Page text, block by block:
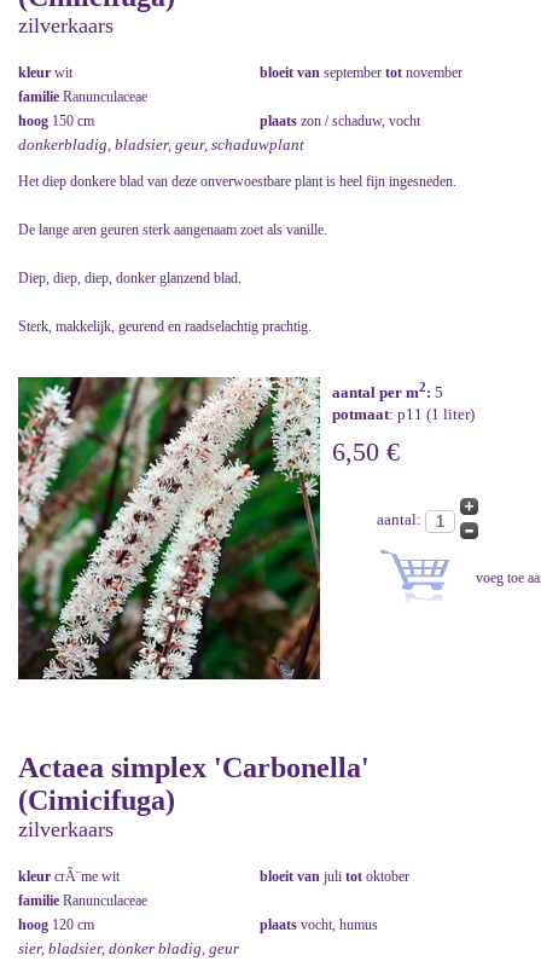
zilverkaars
kleur wit bloeit van september tot november
familie Ranunculaceae
hoog 150 cm plaats zon / schaduw, vocht
donkerbladig, bladsier, geur, schaduwplant
Het diep donkere blad van deze onverwoestbare plant is heel fijn ingesneden.
De lange aren geuren sterk aangenaam zoet als vanille.
Diep, diep, diep, donker glanzend blad.
Sterk, makkelijk, geurend en raadselachtig prachtig.
aantal per m2: 5
potmaat: p11 (1 liter)
6,50 €
aantal:
Actaea simplex 'Carbonella'
(Cimicifuga)
zilverkaars
kleur crÃ¨me wit bloeit van juli tot oktober
familie Ranunculaceae
hoog 120 cm plaats vocht, humus
sier, bladsier, donker bladig, geur